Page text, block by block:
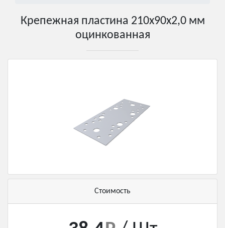
Крепежная пластина 210х90х2,0 мм
оцинкованная
Стоимость